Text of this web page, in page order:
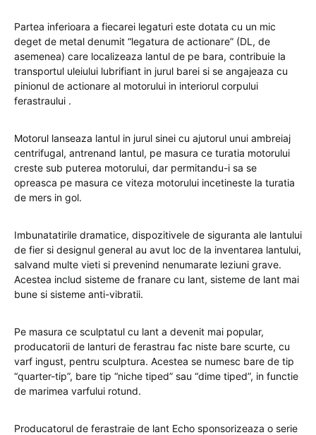
Partea inferioara a fiecarei legaturi este dotata cu un mic
deget de metal denumit “legatura de actionare” (DL, de
asemenea) care localizeaza lantul de pe bara, contribuie la
transportul uleiului lubrifiant in jurul barei si se angajeaza cu
pinionul de actionare al motorului in interiorul corpului
ferastraului .
Motorul lanseaza lantul in jurul sinei cu ajutorul unui ambreiaj
centrifugal, antrenand lantul, pe masura ce turatia motorului
creste sub puterea motorului, dar permitandu-i sa se
opreasca pe masura ce viteza motorului incetineste la turatia
de mers in gol.
Imbunatatirile dramatice, dispozitivele de siguranta ale lantului
de fier si designul general au avut loc de la inventarea lantului,
salvand multe vieti si prevenind nenumarate leziuni grave.
Acestea includ sisteme de franare cu lant, sisteme de lant mai
bune si sisteme anti-vibratii.
Pe masura ce sculptatul cu lant a devenit mai popular,
producatorii de lanturi de ferastrau fac niste bare scurte, cu
varf ingust, pentru sculptura. Acestea se numesc bare de tip
“quarter-tip”, bare tip “niche tiped” sau “dime tiped”, in functie
de marimea varfului rotund.
Producatorul de ferastraie de lant Echo sponsorizeaza o serie